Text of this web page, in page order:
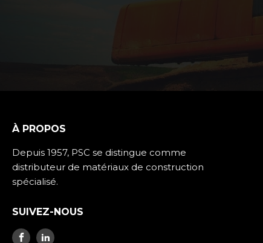
À PROPOS
Depuis 1957, PSC se distingue comme
distributeur de matériaux de construction
spécialisé.
SUIVEZ-NOUS